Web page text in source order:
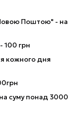
Поштою" - на
100 грн
кожного дня
суму понад 3000